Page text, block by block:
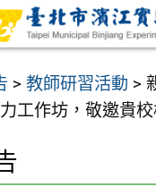
> 教師研習活動 >
工作坊，敬邀貴